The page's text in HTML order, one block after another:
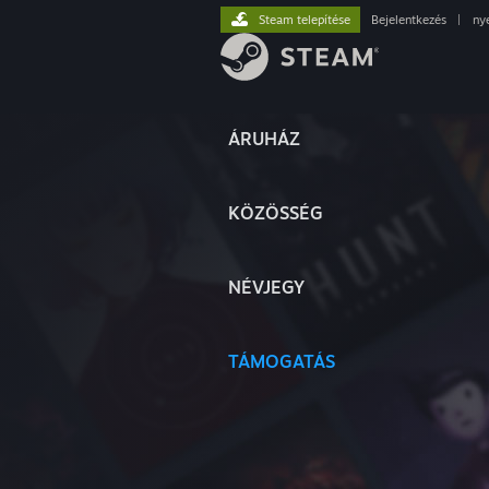
ÁRUHÁZ
KÖZÖSSÉG
NÉVJEGY
TÁMOGATÁS
Steam telepítése Bejelentkezés